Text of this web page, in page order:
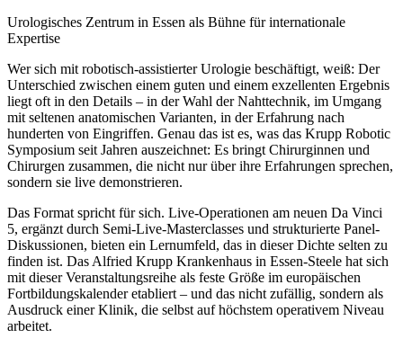
Urologisches Zentrum in Essen als Bühne für internationale
Expertise
Wer sich mit robotisch-assistierter Urologie beschäftigt, weiß: Der
Unterschied zwischen einem guten und einem exzellenten Ergebnis
liegt oft in den Details – in der Wahl der Nahttechnik, im Umgang
mit seltenen anatomischen Varianten, in der Erfahrung nach
hunderten von Eingriffen. Genau das ist es, was das Krupp Robotic
Symposium seit Jahren auszeichnet: Es bringt Chirurginnen und
Chirurgen zusammen, die nicht nur über ihre Erfahrungen sprechen,
sondern sie live demonstrieren.
Das Format spricht für sich. Live-Operationen am neuen Da Vinci
5, ergänzt durch Semi-Live-Masterclasses und strukturierte Panel-
Diskussionen, bieten ein Lernumfeld, das in dieser Dichte selten zu
finden ist. Das Alfried Krupp Krankenhaus in Essen-Steele hat sich
mit dieser Veranstaltungsreihe als feste Größe im europäischen
Fortbildungskalender etabliert – und das nicht zufällig, sondern als
Ausdruck einer Klinik, die selbst auf höchstem operativem Niveau
arbeitet.